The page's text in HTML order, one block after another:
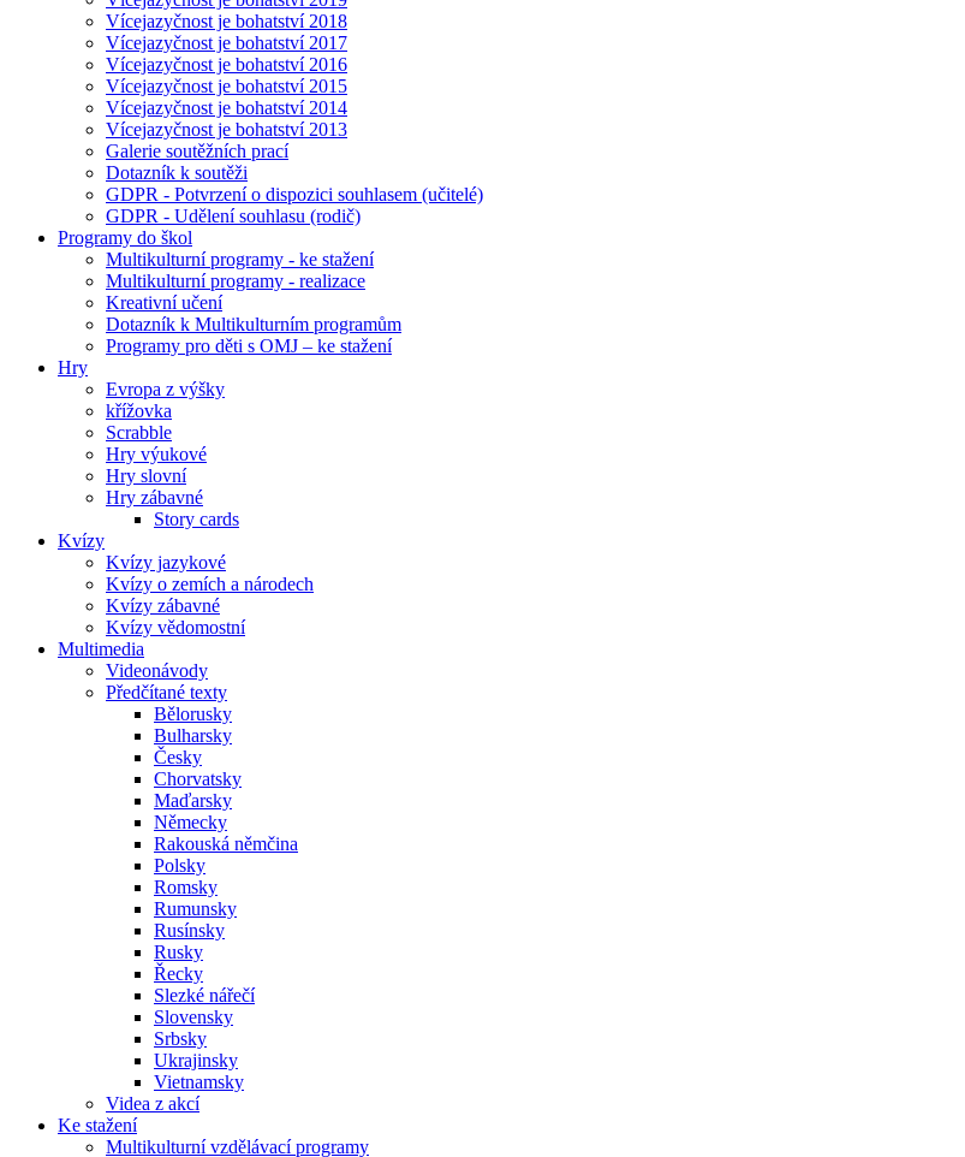
Vícejazyčnost je bohatství 2018
Vícejazyčnost je bohatství 2017
Vícejazyčnost je bohatství 2016
Vícejazyčnost je bohatství 2015
Vícejazyčnost je bohatství 2014
Vícejazyčnost je bohatství 2013
Galerie soutěžních prací
Dotazník k soutěži
GDPR - Potvrzení o dispozici souhlasem (učitelé)
GDPR - Udělení souhlasu (rodič)
Programy do škol
Multikulturní programy - ke stažení
Multikulturní programy - realizace
Kreativní učení
Dotazník k Multikulturním programům
Programy pro děti s OMJ – ke stažení
Hry
Evropa z výšky
křížovka
Scrabble
Hry výukové
Hry slovní
Hry zábavné
Story cards
Kvízy
Kvízy jazykové
Kvízy o zemích a národech
Kvízy zábavné
Kvízy vědomostní
Multimedia
Videonávody
Předčítané texty
Bělorusky
Bulharsky
Česky
Chorvatsky
Maďarsky
Německy
Rakouská němčina
Polsky
Romsky
Rumunsky
Rusínsky
Rusky
Řecky
Slezké nářečí
Slovensky
Srbsky
Ukrajinsky
Vietnamsky
Videa z akcí
Ke stažení
Multikulturní vzdělávací programy